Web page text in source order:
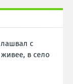
с
в село